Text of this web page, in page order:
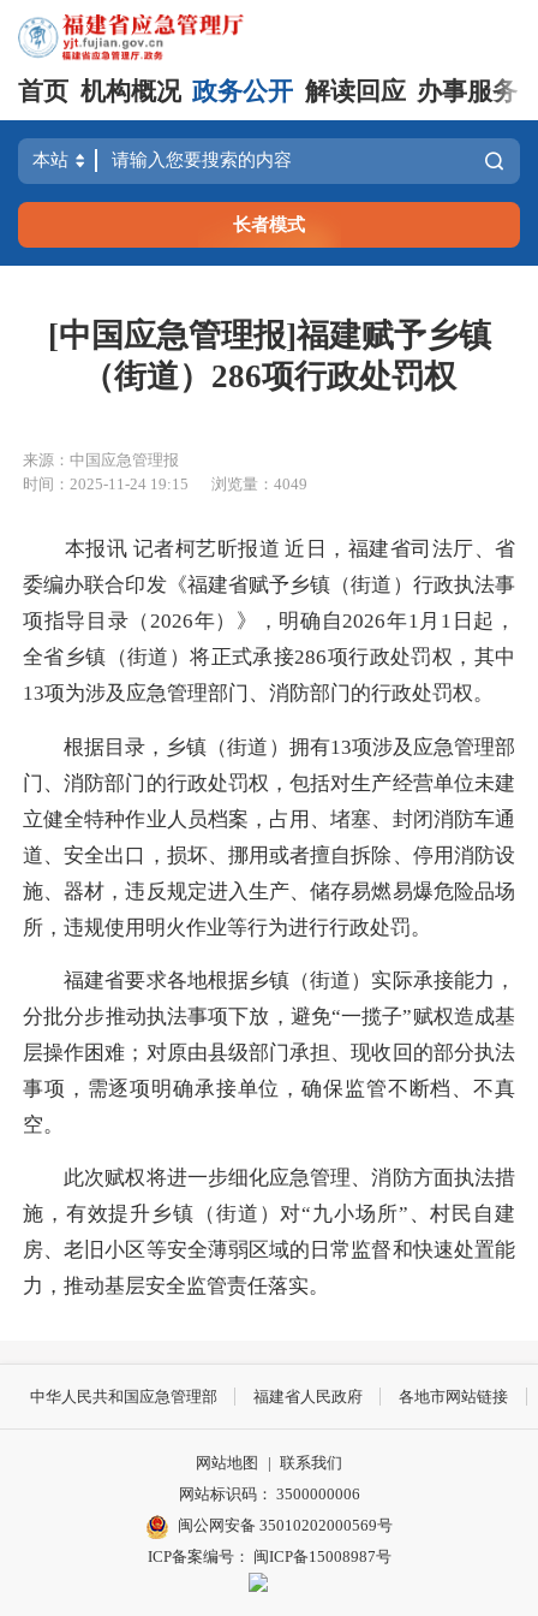
首页 机构概况 政务公开 解读回应 办事服务
长者模式
[中国应急管理报]福建赋予乡镇
（街道）286项行政处罚权
来源：中国应急管理报
时间：2025-11-24 19:15
浏览量：4049
本报讯 记者柯艺昕报道 近日，福建省司法厅、省
委编办联合印发《福建省赋予乡镇（街道）行政执法事
项指导目录（2026年）》，明确自2026年1月1日起，
全省乡镇（街道）将正式承接286项行政处罚权，其中
13项为涉及应急管理部门、消防部门的行政处罚权。
根据目录，乡镇（街道）拥有13项涉及应急管理部
门、消防部门的行政处罚权，包括对生产经营单位未建
立健全特种作业人员档案，占用、堵塞、封闭消防车通
道、安全出口，损坏、挪用或者擅自拆除、停用消防设
施、器材，违反规定进入生产、储存易燃易爆危险品场
所，违规使用明火作业等行为进行行政处罚。
福建省要求各地根据乡镇（街道）实际承接能力，
分批分步推动执法事项下放，避免“一揽子”赋权造成基
层操作困难；对原由县级部门承担、现收回的部分执法
事项，需逐项明确承接单位，确保监管不断档、不真
空。
此次赋权将进一步细化应急管理、消防方面执法措
施，有效提升乡镇（街道）对“九小场所”、村民自建
房、老旧小区等安全薄弱区域的日常监督和快速处置能
力，推动基层安全监管责任落实。
中华人民共和国应急管理部 福建省人民政府 各地市网站链接
网站地图 | 联系我们
网站标识码： 3500000006
闽公网安备 35010202000569号
ICP备案编号： 闽ICP备15008987号